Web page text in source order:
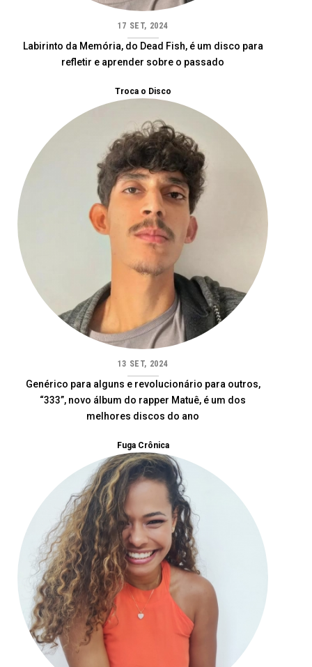
17 SET, 2024
Labirinto da Memória, do Dead Fish, é um disco para
refletir e aprender sobre o passado
Troca o Disco
13 SET, 2024
Genérico para alguns e revolucionário para outros,
“333”, novo álbum do rapper Matuê, é um dos
melhores discos do ano
Fuga Crônica